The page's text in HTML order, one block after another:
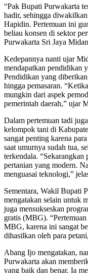
“Pak Bupati Purwakarta
hadir, sehingga
Hapidin. Pertemuan ini
beliau konsen di sektor
Purwakarta Sri Jaya
Kedepannya nanti ujar
mendapatkan pendidikan
Pendidikan yang
hingga pemasaran.
mungkin dari aspek
pemerintah daerah,” ujar
Dalam pertemuan tadi
kelompok tani di
sangat penting karena
saat umurnya sudah tua,
terkendala. “Sekarangkan
pertanian yang modern.
menguasai teknologi,”
Sementara, Wakil Bupati
mengatakan selain untuk
juga mensukseskan
gratis (MBG).
MBG, karena ini sangat
dihasilkan oleh para
Abang Ijo mengatakan,
Purwakarta akan
yang baik dan benar. Ia